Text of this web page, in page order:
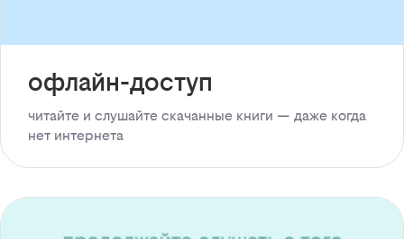
офлайн-доступ
читайте и слушайте скачанные книги — даже когда
нет интернета